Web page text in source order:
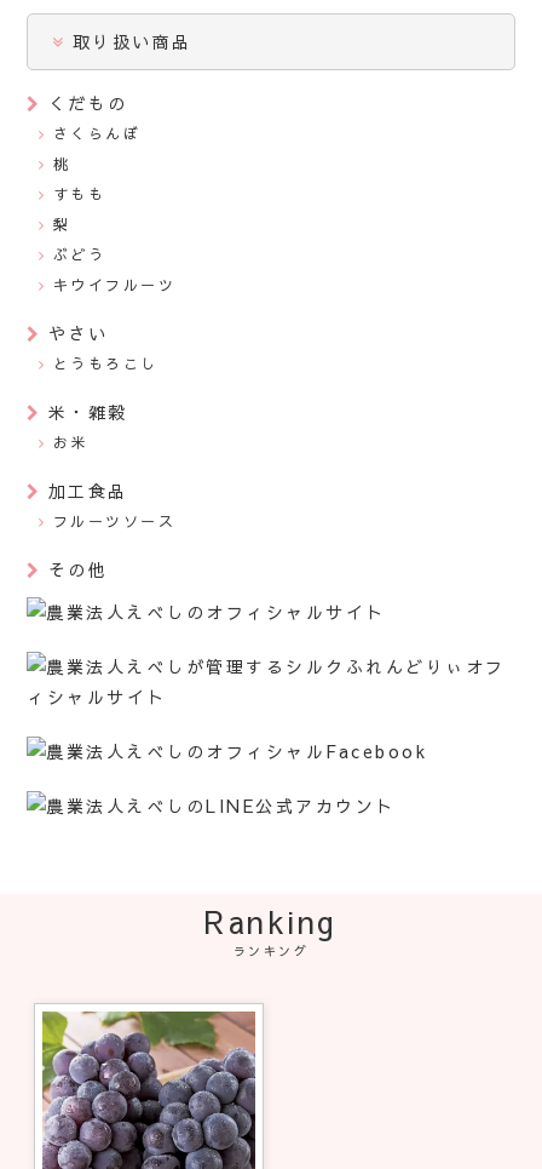
取り扱い商品
くだもの
さくらんぼ
桃
すもも
梨
ぶどう
キウイフルーツ
やさい
とうもろこし
米・雑穀
お米
加工食品
フルーツソース
その他
Ranking
ランキング